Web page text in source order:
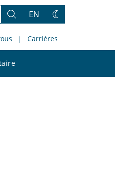
Rechercher
EN
Changez
thème
Carrières
le